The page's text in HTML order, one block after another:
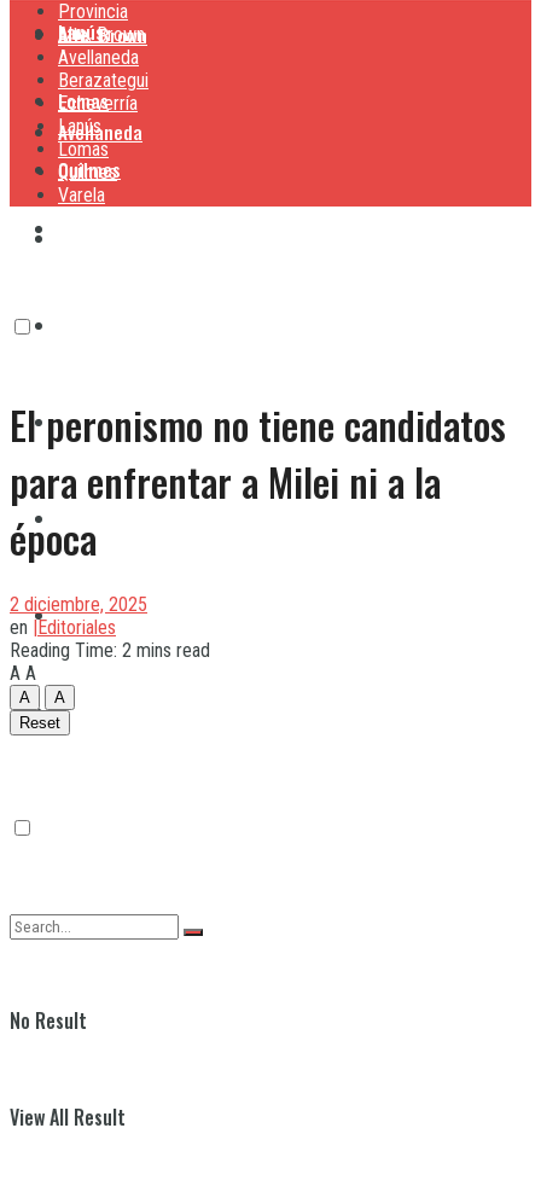
Lanús
Lomas
Quilmes
Alte. Brown
Avellaneda
Lanús
Quilmes
Varela
No Result
View All Result
Provincia
Alte. Brown
Avellaneda
Berazategui
Echeverría
Lanús
Lomas
Quilmes
Varela
El peronismo no tiene candidatos
para enfrentar a Milei ni a la
época
2 diciembre, 2025
en |Editoriales
Reading Time: 2 mins read
A A
A
A
Reset